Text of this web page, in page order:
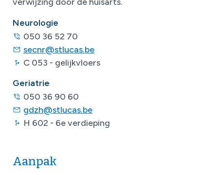
Neurologie
050 36 52 70
secnr@stlucas.be
C 053 - gelijkvloers
Geriatrie
050 36 90 60
gdzh@stlucas.be
H 602 - 6e verdieping
Aanpak